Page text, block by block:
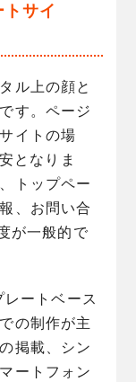
サイ
ル上の顔と
す。ページ
イトの場
となりま
トップペー
、お問い合
が一般的で
ートベース
の制作が主
掲載、シン
ートフォン